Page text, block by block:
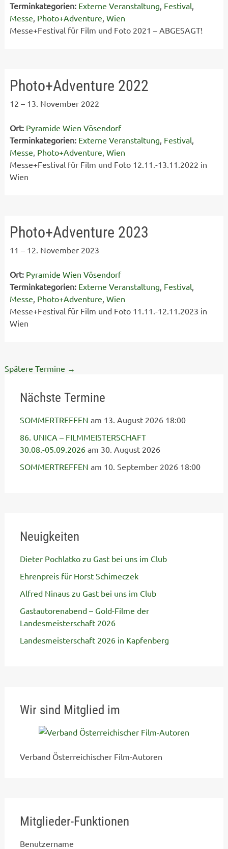
Terminkategorien: Externe Veranstaltung, Festival,
Messe, Photo+Adventure, Wien
Messe+Festival für Film und Foto 2021 – ABGESAGT!
Photo+Adventure 2022
12 – 13. November 2022
Ort: Pyramide Wien Vösendorf
Terminkategorien: Externe Veranstaltung, Festival,
Messe, Photo+Adventure, Wien
Messe+Festival für Film und Foto 12.11.-13.11.2022 in
Wien
Photo+Adventure 2023
11 – 12. November 2023
Ort: Pyramide Wien Vösendorf
Terminkategorien: Externe Veranstaltung, Festival,
Messe, Photo+Adventure, Wien
Messe+Festival für Film und Foto 11.11.-12.11.2023 in
Wien
Spätere Termine →
Nächste Termine
SOMMERTREFFEN am 13. August 2026 18:00
86. UNICA – FILMMEISTERSCHAFT
30.08.-05.09.2026am 30. August 2026
SOMMERTREFFEN am 10. September 2026 18:00
Neuigkeiten
Dieter Pochlatko zu Gast bei uns im Club
Ehrenpreis für Horst Schimeczek
Alfred Ninaus zu Gast bei uns im Club
Gastautorenabend – Gold-Filme der
Landesmeisterschaft 2026
Landesmeisterschaft 2026 in Kapfenberg
Wir sind Mitglied im
Verband Österreichischer Film-Autoren
Mitglieder-Funktionen
Benutzername